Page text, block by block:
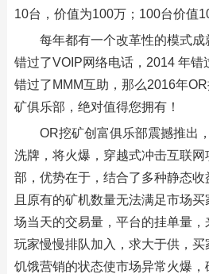
10台，价值为100万；100台价值
每年都有一个改革性的模式
错过了VOIP网络电话，2014 年错
错过了MMM互助，那么2016年
矿俱乐部，绝对值得您拥有！
OR挖矿创富俱乐部震撼推出
洗牌，将火爆，穿越式冲击互联
部，优势在于，结合了多种静态收
且原有的矿机数量无法满足市场
场当天的交易量，平台的挂单量
玩家慢慢排队加入，求大于供，
饥饿营销的状态使市场异常火爆